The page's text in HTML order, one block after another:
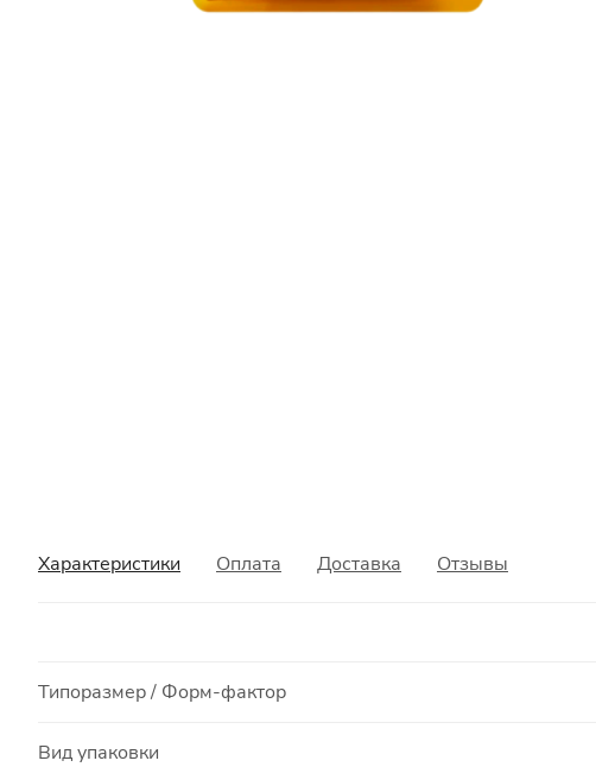
Характеристики Оплата Доставка Отзывы
Типоразмер / Форм-фактор
Вид упаковки